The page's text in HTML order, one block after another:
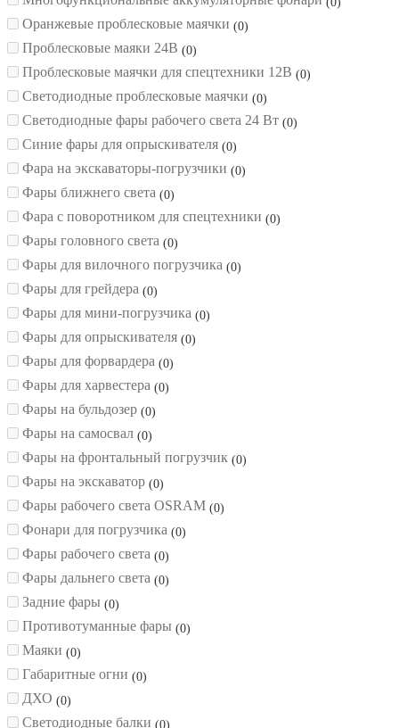
Оранжевые проблесковые маячки 0
Проблесковые маяки 24В 0
Проблесковые маячки для спецтехники 12В 0
Светодиодные проблесковые маячки 0
Светодиодные фары рабочего света 24 Вт 0
Синие фары для опрыскивателя 0
Фара на экскаваторы-погрузчики 0
Фары ближнего света 0
Фара с поворотником для спецтехники 0
Фары головного света 0
Фары для вилочного погрузчика 0
Фары для грейдера 0
Фары для мини-погрузчика 0
Фары для опрыскивателя 0
Фары для форвардера 0
Фары для харвестера 0
Фары на бульдозер 0
Фары на самосвал 0
Фары на фронтальный погрузчик 0
Фары на экскаватор 0
Фары рабочего света OSRAM 0
Фонари для погрузчика 0
Фары рабочего света 0
Фары дальнего света 0
Задние фары 0
Противотуманные фары 0
Маяки 0
Габаритные огни 0
ДХО 0
Светодиодные балки 0